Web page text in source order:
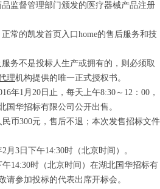
监督管理部门颁发的医疗器械产品注册
常的凯发首页入口home的售后服务和技
务不是投标人生产或拥有的，则必须取
理机构提供的唯一正式授权书。
6年1月20日 止， 每天上午8:30～ 12：00，
国华招标有限公司公开出售。
民币300元，售后不退 ； 本次发售招标文件
2月3日下午14:30时 （北京时间）。
午14:30时（北京时间）在湖北国华招标有
请参加投标的代表出席开标会。